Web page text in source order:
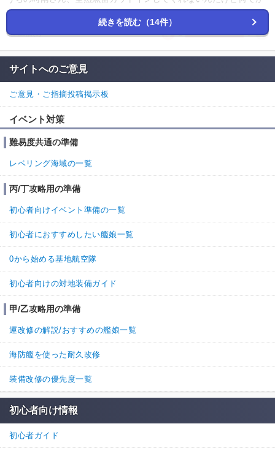
ね
返信(0) 1 0
9. 名無しさん
返信(3)
>>9
やすいといった特徴があります。
もし、装甲をあげられる装備があるなら、それを装備させて
もしないなら、対空砲や電探などの回避を上げる装備をつけ
させて少しでも攻撃を喰らわないようにするのがいいと思い
ます。
（入手はし辛いですが、
１２.７ｃｍ連装砲C型改二
返信 1 0
11. 名無しさん 通報
>>10
まさかこんな愚痴にアドバイス頂けるなんて。
続きを読む（14件）
サイトへのご意見
ご意見・ご指摘投稿掲示板
イベント対策
難易度共通の準備
レベリング海域の一覧
丙/丁攻略用の準備
初心者向けイベント準備の一覧
初心者におすすめしたい艦娘一覧
0から始める基地航空隊
初心者向けの対地装備ガイド
甲/乙攻略用の準備
運改修の解説/おすすめの艦娘一覧
海防艦を使った耐久改修
装備改修の優先度一覧
初心者向け情報
初心者ガイド